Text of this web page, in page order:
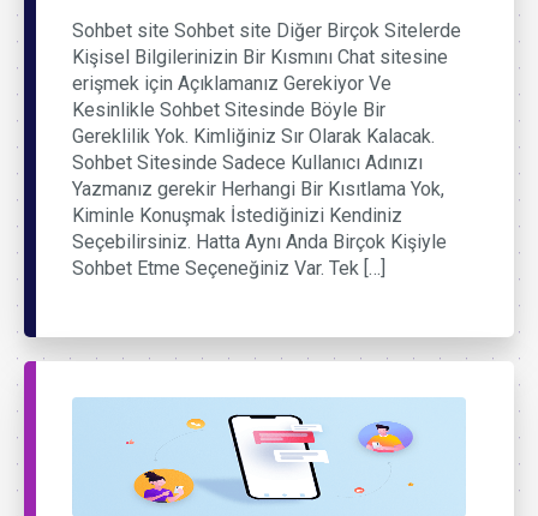
Sohbet site Sohbet site Diğer Birçok Sitelerde
Kişisel Bilgilerinizin Bir Kısmını Chat sitesine
erişmek için Açıklamanız Gerekiyor Ve
Kesinlikle Sohbet Sitesinde Böyle Bir
Gereklilik Yok. Kimliğiniz Sır Olarak Kalacak.
Sohbet Sitesinde Sadece Kullanıcı Adınızı
Yazmanız gerekir Herhangi Bir Kısıtlama Yok,
Kiminle Konuşmak İstediğinizi Kendiniz
Seçebilirsiniz. Hatta Aynı Anda Birçok Kişiyle
Sohbet Etme Seçeneğiniz Var. Tek […]